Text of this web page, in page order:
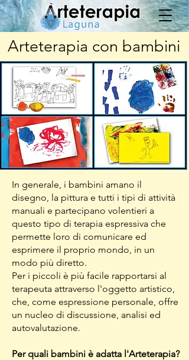
Arteterapia con bambini
In generale, i bambini amano il
disegno, la pittura e tutti i tipi di attività
manuali e partecipano volentieri a
questo tipo di terapia espressiva che
permette loro di comunicare ed
esprimere il proprio mondo, in un
modo più diretto.
Per i piccoli è più facile rapportarsi al
terapeuta attraverso l'oggetto artistico,
che, come espressione personale, offre
un nucleo di discussione, analisi ed
autovalutazione.
Per quali bambini è adatta l'Arteterapia?